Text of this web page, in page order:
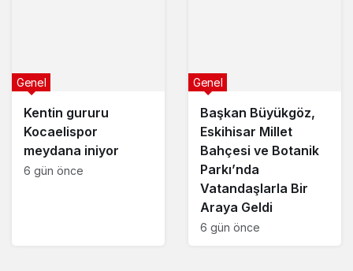
Kentin gururu
Kocaelispor
meydana iniyor
Genel
6 gün önce
Başkan Büyükgöz,
Eskihisar Millet
Bahçesi ve Botanik
Parkı’nda
Vatandaşlarla Bir
Araya Geldi
Genel
6 gün önce